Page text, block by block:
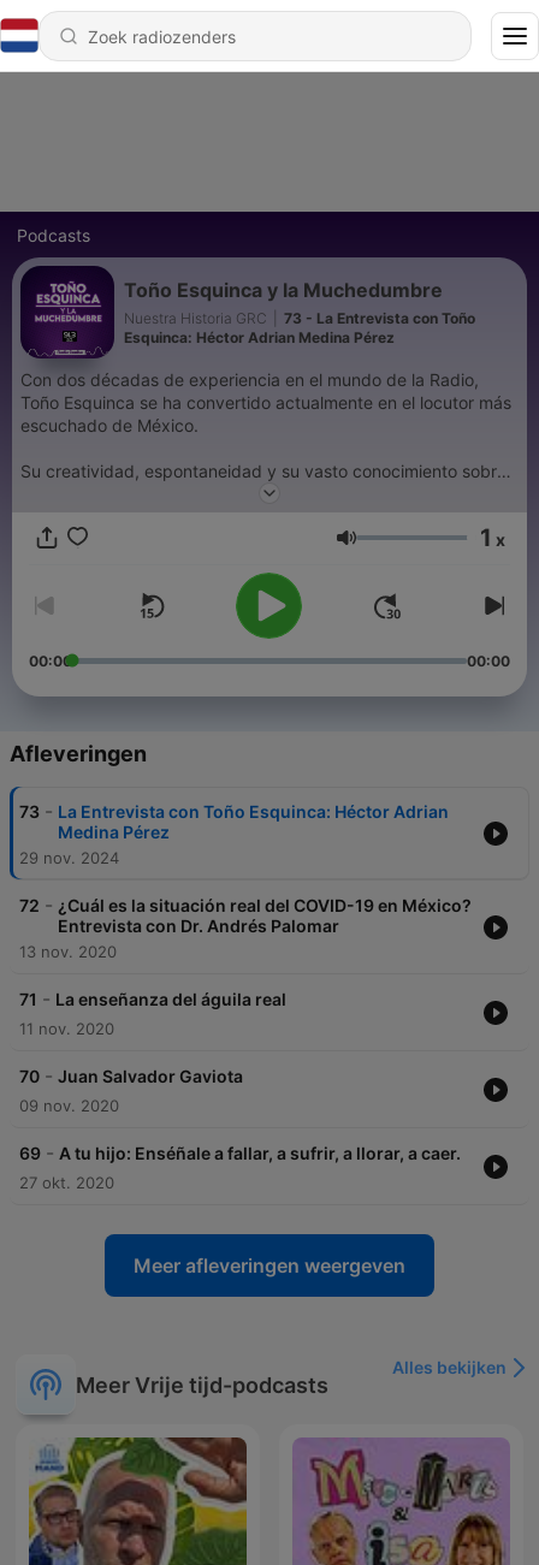
Podcasts
Toño Esquinca y la Muchedumbre
Nuestra Historia GRC
73 - La Entrevista con Toño
Esquinca: Héctor Adrian Medina Pérez
Con dos décadas de experiencia en el mundo de la Radio,
Toño Esquinca se ha convertido actualmente en el locutor más
escuchado de México.
Su creatividad, espontaneidad y su vasto conocimiento sobre
las tendencias musicales en el mundo han hecho que su
cuadrante.
Reconocido como uno de los Líderes de Opinión más
influyentes en la actualidad, el mensaje de Toño Esquinca es
Esquinca todos los días tendrás un programa distinto.
Volume 1 x
00:00 00:00
Afleveringen
73 - La Entrevista con Toño Esquinca: Héctor Adrian
Medina Pérez
29 nov. 2024
72 - ¿Cuál es la situación real del COVID-19 en México?
Entrevista con Dr. Andrés Palomar
13 nov. 2020
71 - La enseñanza del águila real
11 nov. 2020
70 - Juan Salvador Gaviota
09 nov. 2020
69 - A tu hijo: Enséñale a fallar, a sufrir, a llorar, a caer.
27 okt. 2020
Meer afleveringen weergeven
Meer Vrije tijd-podcasts
Alles bekijken